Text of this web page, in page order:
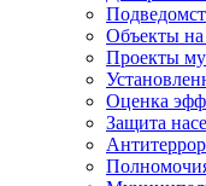
Объекты на
Проекты
Оценка
Защита